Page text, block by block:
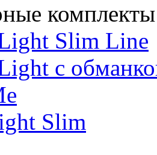
комплекты
Slim Line
с
Slim